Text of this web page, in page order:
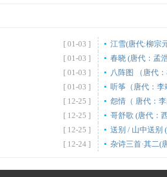
[ 01-03 ] 江雪(唐代:柳宗
[ 01-03 ] 春晓 (唐代：孟
[ 01-03 ] 八阵图 （唐代：
[ 01-03 ] 听筝（唐代：李
[ 12-25 ] 怨情（ 唐代：李
[ 12-25 ] 哥舒歌 (唐代：
[ 12-25 ] 送别 / 山中送别
[ 12-24 ] 杂诗三首·其二(